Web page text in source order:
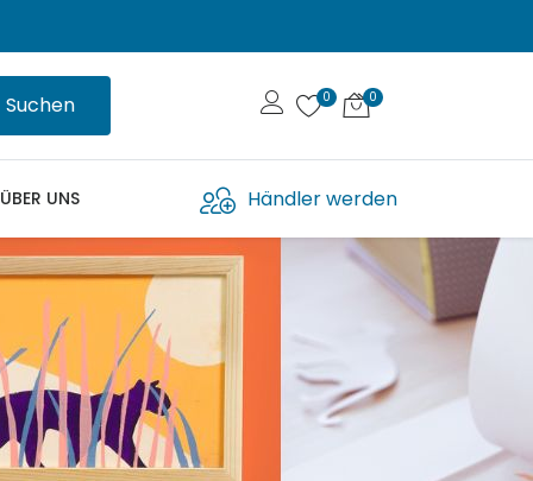
Suchen
ÜBER UNS Händler werden